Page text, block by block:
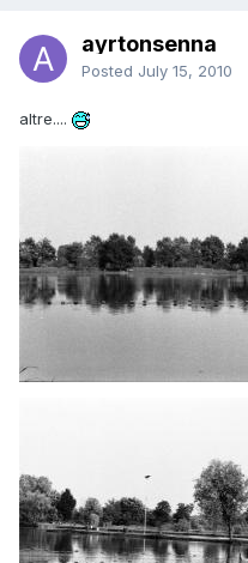
ayrtonsenna
Posted July 15, 2010
altre....